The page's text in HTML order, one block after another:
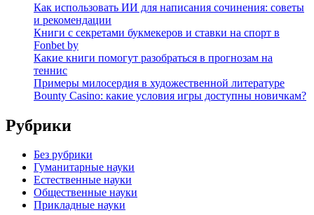
Как использовать ИИ для написания сочинения: советы
и рекомендации
Книги с секретами букмекеров и ставки на спорт в
Fonbet by
Какие книги помогут разобраться в прогнозам на
теннис
Примеры милосердия в художественной литературе
Bounty Casino: какие условия игры доступны новичкам?
Рубрики
Без рубрики
Гуманитарные науки
Естественные науки
Общественные науки
Прикладные науки